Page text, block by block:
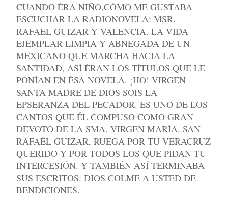
CUANDO ÉRA NIÑO,CÓMO ME GUSTABA
ESCUCHAR LA RADIONOVELA: MSR.
RAFAEL GUIZAR Y VALENCIA. LA VIDA
EJEMPLAR LIMPIA Y ABNEGADA DE UN
MEXICANO QUE MARCHA HACIA LA
SANTIDAD, ASÍ ÉRAN LOS TÍTULOS QUE LE
PONÍAN EN ÉSA NOVELA. ¡HO! VIRGEN
SANTA MADRE DE DIOS SOIS LA
EPSERANZA DEL PECADOR. ES UNO DE LOS
CANTOS QUE ÉL COMPUSO COMO GRAN
DEVOTO DE LA SMA. VIRGEN MARÍA. SAN
RAFAÉL GUIZAR, RUEGA POR TU VERACRUZ
QUERIDO Y POR TODOS LOS QUE PIDAN TU
INTERCESIÓN. Y TAMBIÉN ASÍ TERMINABA
SUS ESCRITOS: DIOS COLME A USTED DE
BENDICIONES.